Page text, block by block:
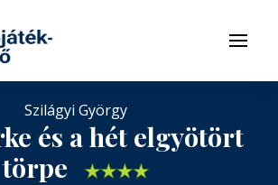
Menü
Szilágyi György
és a hét elgyötört
törpe
★★★★